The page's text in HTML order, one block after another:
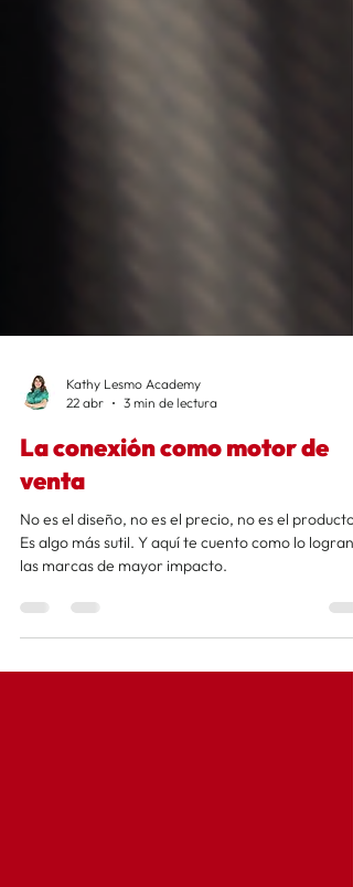
22 abr
3 min de lectura
La conexión como motor de
venta
No es el diseño, no es el precio, no es el producto.
las marcas de mayor impacto.